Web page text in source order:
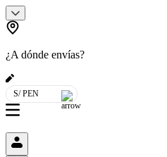
¿A dónde envías?
S/ PEN